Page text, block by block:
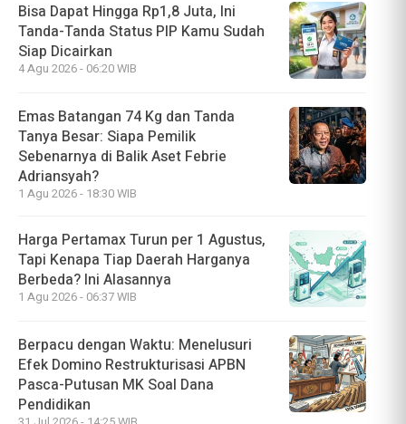
Bisa Dapat Hingga Rp1,8 Juta, Ini
Tanda-Tanda Status PIP Kamu Sudah
Siap Dicairkan
4 Agu 2026 - 06:20 WIB
Emas Batangan 74 Kg dan Tanda
Tanya Besar: Siapa Pemilik
Sebenarnya di Balik Aset Febrie
Adriansyah?
1 Agu 2026 - 18:30 WIB
Harga Pertamax Turun per 1 Agustus,
Tapi Kenapa Tiap Daerah Harganya
Berbeda? Ini Alasannya
1 Agu 2026 - 06:37 WIB
Berpacu dengan Waktu: Menelusuri
Efek Domino Restrukturisasi APBN
Pasca-Putusan MK Soal Dana
Pendidikan